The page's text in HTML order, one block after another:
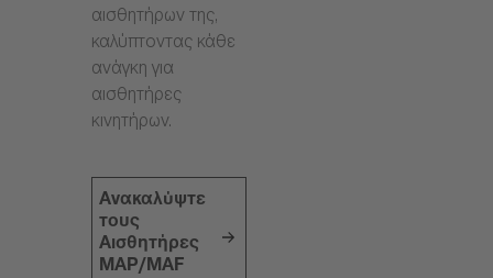
αισθητήρων της,
καλύπτοντας κάθε
ανάγκη για
αισθητήρες
κινητήρων.
Ανακαλύψτε
τους
Αισθητήρες
MAP/MAF